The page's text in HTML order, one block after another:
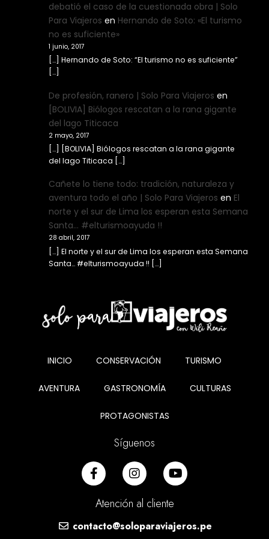
debatió el caso de la cuestionada obra | Solo
Para Viajeros en Hernando de Soto: «El turismo
no es suficiente»
1 junio, 2017
[…] Hernando de Soto: “El turismo no es suficiente”
[…]
De profesión, ranero | Solo Para Viajeros en
[BOLIVIA] Biólogos rescatan a la rana gigante
del lago Titicaca
2 mayo, 2017
[…] [BOLIVIA] Biólogos rescatan a la rana gigante
del lago Titicaca […]
Cañete lo tiene todo: tradición, naturaleza y
aventura todo el año | Solo Para Viajeros en El
norte y el sur de Lima los esperan esta Semana
Santa… #elturismoayuda !!
28 abril, 2017
[…] El norte y el sur de Lima los esperan esta Semana
Santa… #elturismoayuda !! […]
INICIO CONSERVACIÓN TURISMO
AVENTURA GASTRONOMÍA CULTURAS
PROTAGONISTAS
Síguenos
Atención al cliente
contacto@soloparaviajeros.pe